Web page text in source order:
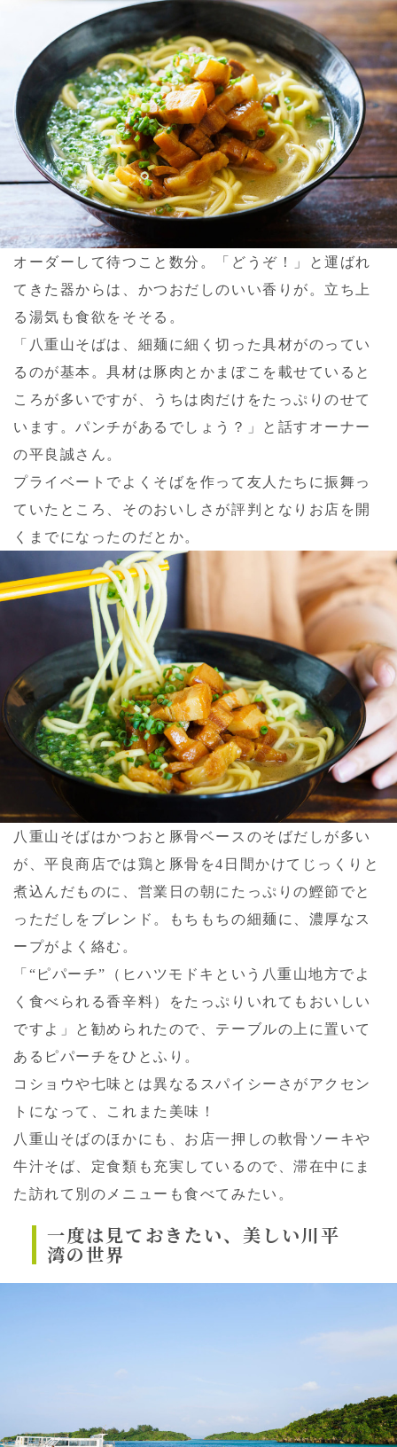
オーダーして待つこと数分。「どうぞ！」と運ばれ
てきた器からは、かつおだしのいい香りが。立ち上
る湯気も食欲をそそる。
「八重山そばは、細麺に細く切った具材がのってい
るのが基本。具材は豚肉とかまぼこを載せていると
ころが多いですが、うちは肉だけをたっぷりのせて
います。パンチがあるでしょう？」と話すオーナー
の平良誠さん。
プライベートでよくそばを作って友人たちに振舞っ
ていたところ、そのおいしさが評判となりお店を開
くまでになったのだとか。
八重山そばはかつおと豚骨ベースのそばだしが多い
が、平良商店では鶏と豚骨を4日間かけてじっくりと
煮込んだものに、営業日の朝にたっぷりの鰹節でと
っただしをブレンド。もちもちの細麺に、濃厚なス
ープがよく絡む。
「“ピパーチ”（ヒハツモドキという八重山地方でよ
く食べられる香辛料）をたっぷりいれてもおいしい
ですよ」と勧められたので、テーブルの上に置いて
あるピパーチをひとふり。
コショウや七味とは異なるスパイシーさがアクセン
トになって、これまた美味！
八重山そばのほかにも、お店一押しの軟骨ソーキや
牛汁そば、定食類も充実しているので、滞在中にま
た訪れて別のメニューも食べてみたい。
一度は見ておきたい、美しい川平
湾の世界